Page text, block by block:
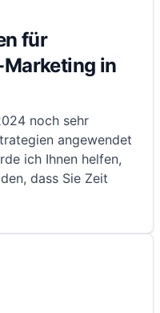
für
in
noch sehr
angewendet
ich Ihnen helfen,
dass Sie Zeit